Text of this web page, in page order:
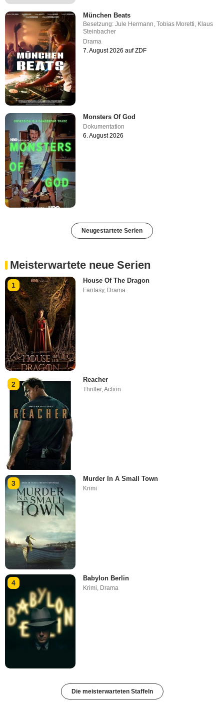
München Beats
Besetzung:Jule Hermann,Tobias Moretti, Klaus
Steinbacher
Drama
7. August 2026 auf ZDF
Monsters Of God
Dokumentation
6. August 2026
Neugestartete Serien
Meisterwartete neue Serien
1
House Of The Dragon
Fantasy, Drama
2
Reacher
Thriller,Action
3
Murder In A Small Town
Krimi
4
Babylon Berlin
Krimi Drama
Die meisterwarteten Staffeln